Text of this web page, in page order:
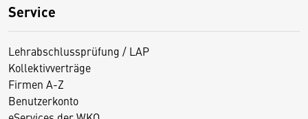
Service
Lehrabschlussprüfung / LAP
Kollektivverträge
Firmen A-Z
Benutzerkonto